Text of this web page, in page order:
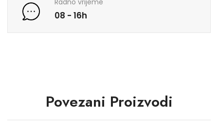
Radno vrijeme
08 - 16h
Povezani Proizvodi